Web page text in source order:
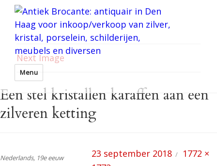
Menu
Next Image
Een stel kristallen karaffen aan een
zilveren ketting
Nederlands, 19e eeuw
Posted
23 september 2018
Full
1772 ×